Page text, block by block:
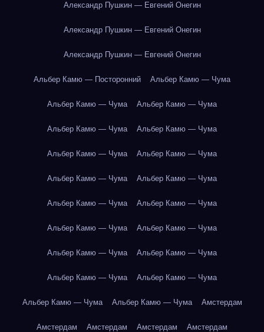
Александр Пушкин — Евгений Онегин
Александр Пушкин — Евгений Онегин
Александр Пушкин — Евгений Онегин
Альбер Камю — Посторонний Альбер Камю — Чума
Альбер Камю — Чума Альбер Камю — Чума
Альбер Камю — Чума Альбер Камю — Чума
Альбер Камю — Чума Альбер Камю — Чума
Альбер Камю — Чума Альбер Камю — Чума
Альбер Камю — Чума Альбер Камю — Чума
Альбер Камю — Чума Альбер Камю — Чума
Альбер Камю — Чума Альбер Камю — Чума
Альбер Камю — Чума Альбер Камю — Чума
Альбер Камю — Чума Альбер Камю — Чума Амстердам
Амстердам Амстердам Амстердам Амстердам